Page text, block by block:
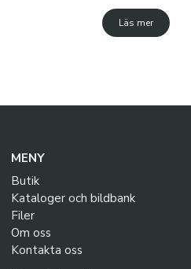
Läs mer
MENY
Butik
Kataloger och bildbank
Filer
Om oss
Kontakta oss